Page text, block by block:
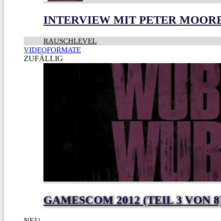
INTERVIEW MIT PETER
RAUSCHLEVEL
VIDEOFORMATE
ZUFÄLLIG
GAMESCOM 2012 (TEIL 3 VON